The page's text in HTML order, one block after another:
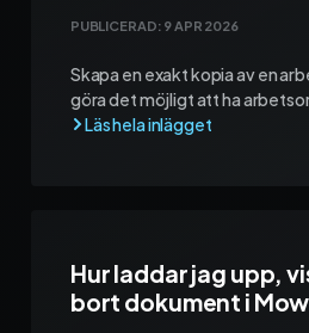
PUBLICERAD: 9 APR 2026
Skapa en exakt kopia av en
göra det möjligt att ha
Hur laddar jag upp,
bort dokument i